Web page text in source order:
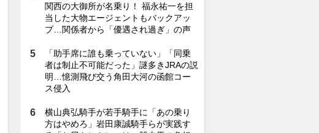
関西の大御所が名乗り！ 福永祐一を担
当した大物エージェントもバックアッ
プ…関係者から「優遇され過ぎ」の声
「助手席に誰も乗っていない」「同乗
者は制止不可能だった」謎多きJRAの説
明…憶測飛び交う角田大河の函館コー
ス侵入
横山典弘騎手が若手騎手に「あの乗り
方はやめろ」岩田康誠騎手らが実践す